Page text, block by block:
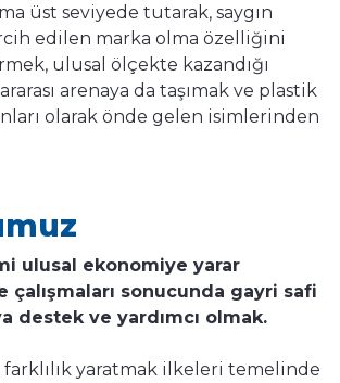
üst seviyede tutarak, saygın
edilen marka olma özelliğini
ulusal ölçekte kazandığı
arenaya da taşımak ve plastik
olarak önde gelen isimlerinden
ulusal ekonomiye yarar
çalışmaları sonucunda gayri safi
destek ve yardımcı olmak.
yaratmak ilkeleri temelinde